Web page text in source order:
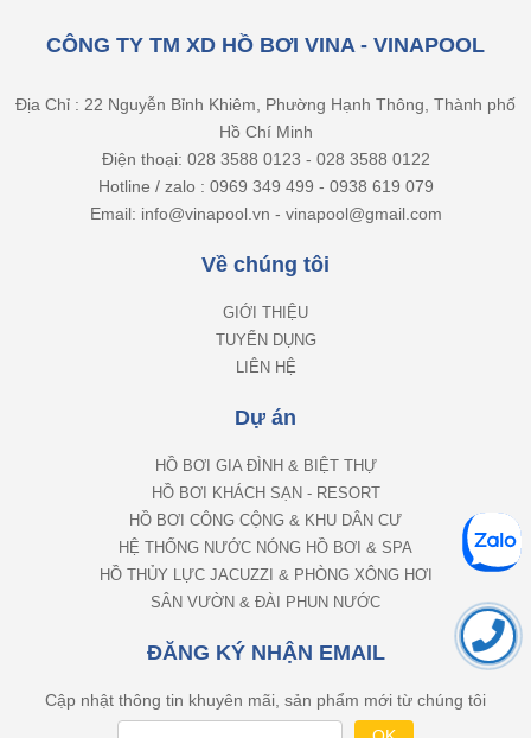
CÔNG TY TM XD HỒ BƠI VINA - VINAPOOL
Địa Chỉ : 22 Nguyễn Bỉnh Khiêm, Phường Hạnh Thông, Thành phố
Hồ Chí Minh
Điện thoại: 028 3588 0123 - 028 3588 0122
Hotline / zalo : 0969 349 499 - 0938 619 079
Email: info@vinapool.vn - vinapool@gmail.com
Về chúng tôi
GIỚI THIỆU
TUYỂN DỤNG
LIÊN HỆ
Dự án
HỒ BƠI GIA ĐÌNH & BIỆT THỰ
HỒ BƠI KHÁCH SẠN - RESORT
HỒ BƠI CÔNG CỘNG & KHU DÂN CƯ
HỆ THỐNG NƯỚC NÓNG HỒ BƠI & SPA
HỒ THỦY LỰC JACUZZI & PHÒNG XÔNG HƠI
SÂN VƯỜN & ĐÀI PHUN NƯỚC
ĐĂNG KÝ NHẬN EMAIL
Cập nhật thông tin khuyên mãi, sản phẩm mới từ chúng tôi